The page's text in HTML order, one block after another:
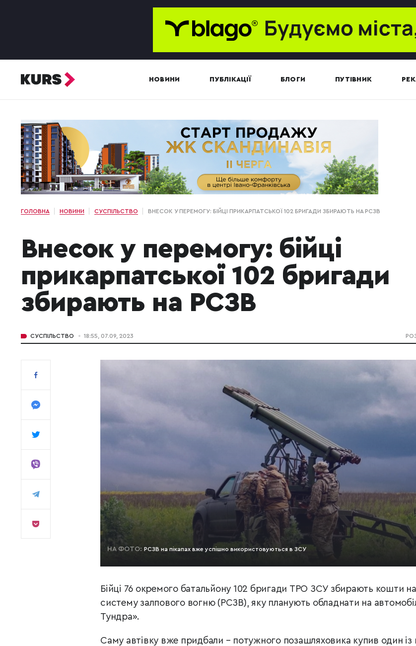
НОВИНИ ПУБЛІКАЦІЇ БЛОГИ ПУТІВНИК
ГОЛОВНА НОВИНИ СУСПІЛЬСТВО ВНЕСОК У ПЕРЕМОГУ: БІЙЦІ ПРИКАРПАТСЬКОЇ 102 БРИГАДИ ЗБИРАЮТЬ НА РСЗВ
Внесок у перемогу: бійці
прикарпатської 102 бригади
збирають на РСЗВ
СУСПІЛЬСТВО 18:55, 07.09, 2023
НА ФОТО: РСЗВ на пікапах вже успішно використовуються в ЗСУ
Бійці 76 окремого батальйону 102 бригади ТРО ЗСУ збирають кошти
систему залпового вогню (РСЗВ), яку планують обладнати на
Тундра».
Саму автівку вже придбали – потужного позашляховика купив один із